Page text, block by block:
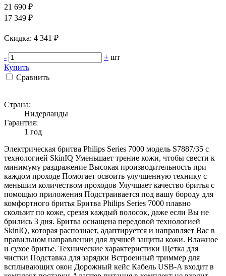
21 690 ₽
17 349 ₽
Cкидка: 4 341 ₽
- + шт
Купить
Сравнить
Страна:
Нидерланды
Гарантия:
1 год
Электрическая бритва Philips Series 7000 модель S7887/35 с
технологией SkinIQ Уменьшает трение кожи, чтобы свести к
минимуму раздражение Высокая производительность при
каждом проходе Помогает освоить улучшенную технику с
меньшим количеством проходов Улучшает качество бритья с
помощью приложения Подстраивается под вашу бороду для
комфортного бритья Бритва Philips Series 7000 плавно
скользит по коже, срезая каждый волосок, даже если Вы не
брились 3 дня. Бритва оснащена передовой технологией
SkinIQ, которая распознает, адаптируется и направляет Вас в
правильном направлении для лучшей защиты кожи. Влажное
и сухое бритье. Технические характеристики Щетка для
чистки Подставка для зарядки Встроенный триммер для
всплывающих окон Дорожный кейс Кабель USB-A входит в